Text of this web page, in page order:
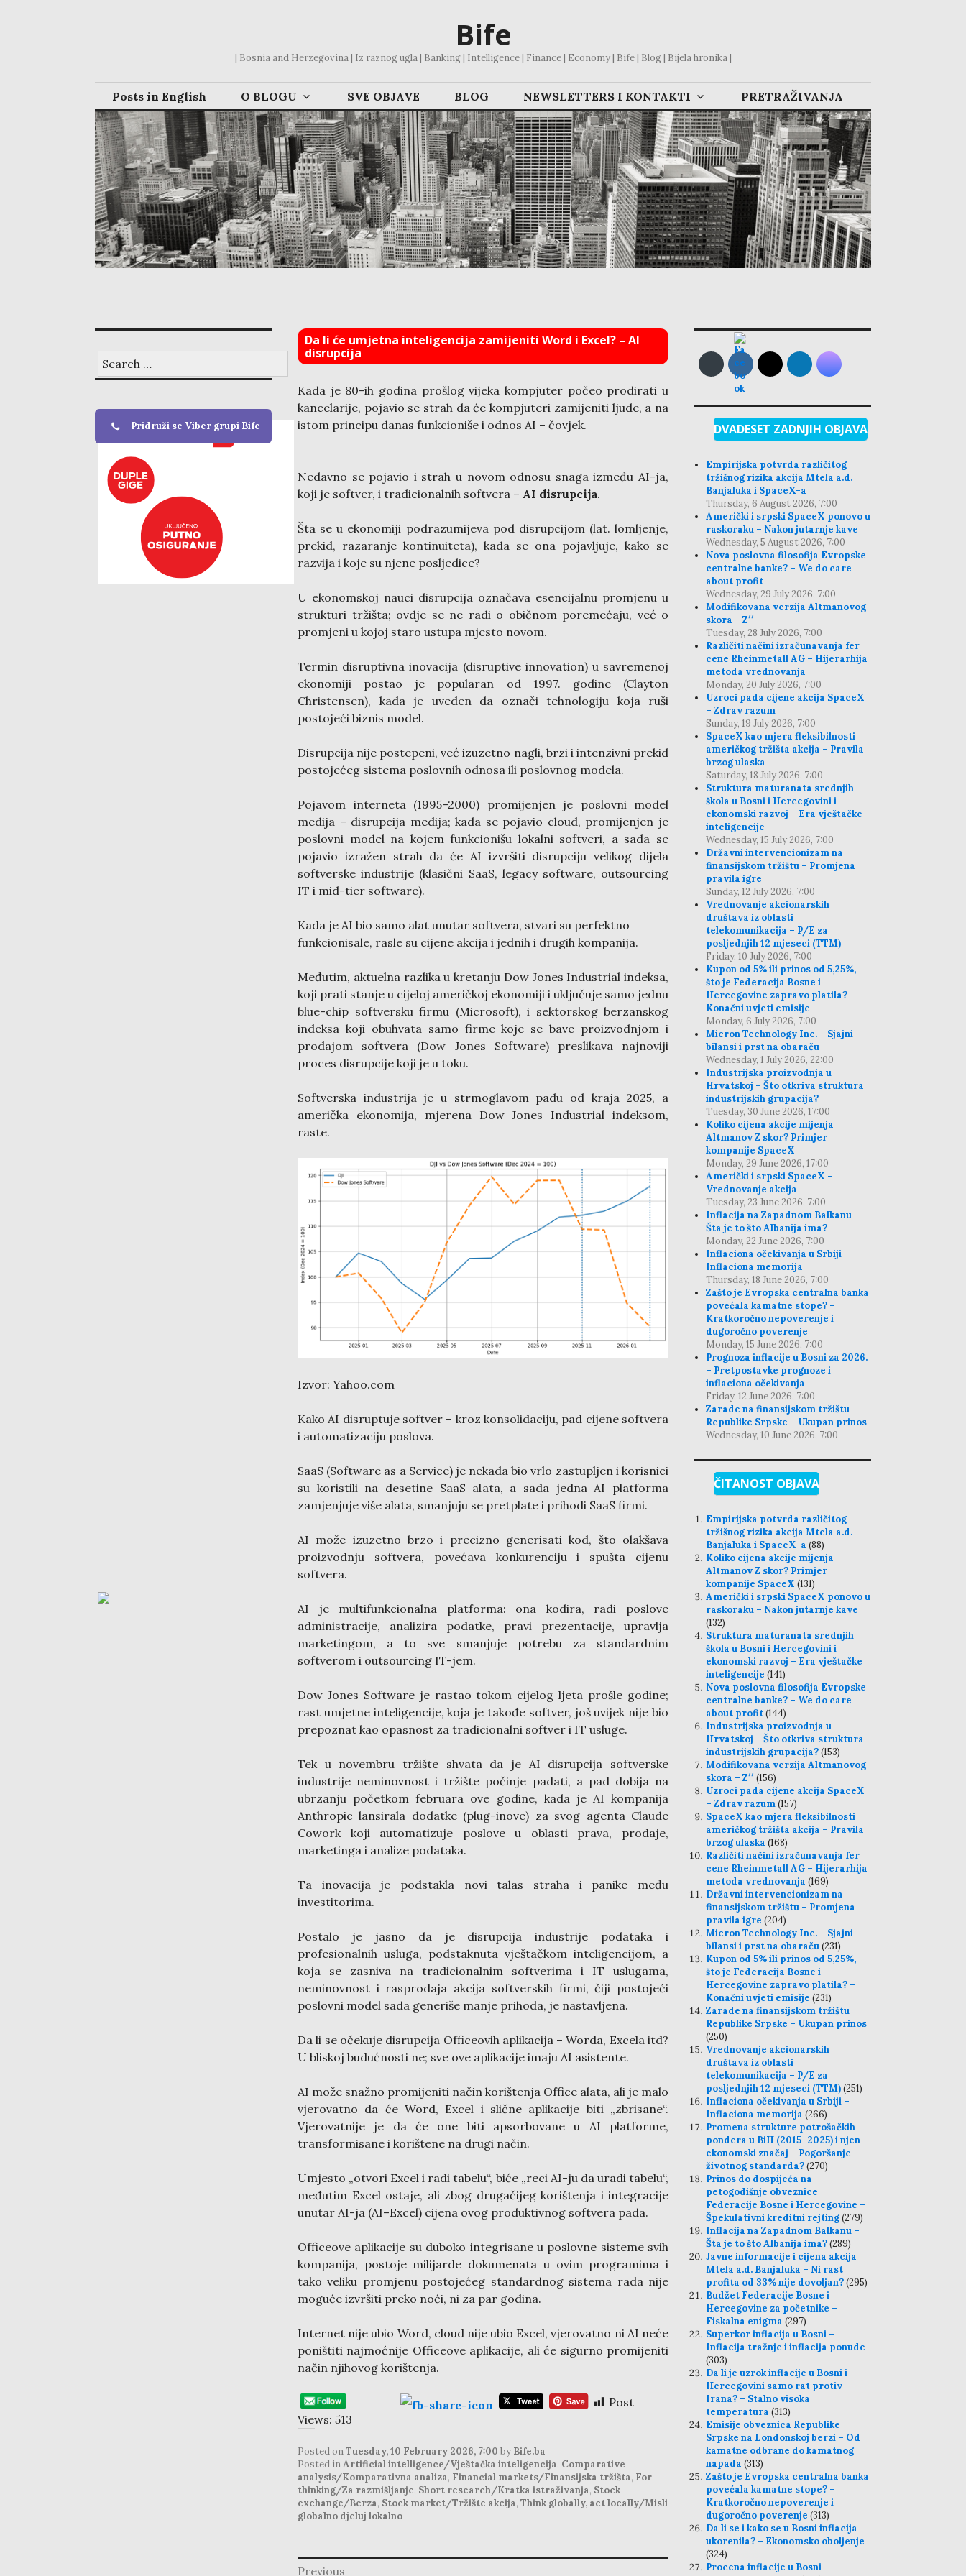
Bife
| Bosnia and Herzegovina | Iz raznog ugla | Banking | Intelligence | Finance | Economy | Bife | Blog | Bijela hronika |
Posts in English O BLOGU SVE OBJAVE BLOG NEWSLETTERS I KONTAKTI PRETRAŽIVANJA
Da li će umjetna inteligencija zamijeniti Word i Excel? – AI
disrupcija
Kada je 80-ih godina prošlog vijeka kompjuter počeo prodirati u
kancelarije, pojavio se strah da će kompjuteri zamijeniti ljude, a na
istom principu danas funkcioniše i odnos AI – čovjek.
Nedavno se pojavio i strah u novom odnosu snaga između AI-ja,
koji je softver, i tradicionalnih softvera – AI disrupcija.
Šta se u ekonomiji podrazumijeva pod disrupcijom (lat. lomljenje,
prekid, razaranje kontinuiteta), kada se ona pojavljuje, kako se
razvija i koje su njene posljedice?
U ekonomskoj nauci disrupcija označava esencijalnu promjenu u
strukturi tržišta; ovdje se ne radi o običnom poremećaju, već o
promjeni u kojoj staro ustupa mjesto novom.
Termin disruptivna inovacija (disruptive innovation) u savremenoj
ekonomiji postao je popularan od 1997. godine (Clayton
Christensen), kada je uveden da označi tehnologiju koja ruši
postojeći biznis model.
Disrupcija nije postepeni, već izuzetno nagli, brzi i intenzivni prekid
postojećeg sistema poslovnih odnosa ili poslovnog modela.
Pojavom interneta (1995–2000) promijenjen je poslovni model
medija – disrupcija medija; kada se pojavio cloud, promijenjen je
poslovni model na kojem funkcionišu lokalni softveri, a sada se
pojavio izražen strah da će AI izvršiti disrupciju velikog dijela
softverske industrije (klasični SaaS, legacy software, outsourcing
IT i mid-tier software).
Kada je AI bio samo alat unutar softvera, stvari su perfektno
funkcionisale, rasle su cijene akcija i jednih i drugih kompanija.
Međutim, aktuelna razlika u kretanju Dow Jones Industrial indeksa,
koji prati stanje u cijeloj američkoj ekonomiji i uključuje samo jednu
blue-chip softversku firmu (Microsoft), i sektorskog berzanskog
indeksa koji obuhvata samo firme koje se bave proizvodnjom i
prodajom softvera (Dow Jones Software) preslikava najnoviji
proces disrupcije koji je u toku.
Softverska industrija je u strmoglavom padu od kraja 2025, a
američka ekonomija, mjerena Dow Jones Industrial indeksom,
raste.
Izvor: Yahoo.com
Kako AI disruptuje softver – kroz konsolidaciju, pad cijene softvera
i automatizaciju poslova.
SaaS (Software as a Service) je nekada bio vrlo zastupljen i korisnici
su koristili na desetine SaaS alata, a sada jedna AI platforma
zamjenjuje više alata, smanjuju se pretplate i prihodi SaaS firmi.
AI može izuzetno brzo i precizno generisati kod, što olakšava
proizvodnju softvera, povećava konkurenciju i spušta cijenu
softvera.
AI je multifunkcionalna platforma: ona kodira, radi poslove
administracije, analizira podatke, pravi prezentacije, upravlja
marketingom, a to sve smanjuje potrebu za standardnim
softverom i outsourcing IT-jem.
Dow Jones Software je rastao tokom cijelog ljeta prošle godine;
rast umjetne inteligencije, koja je takođe softver, još uvijek nije bio
prepoznat kao opasnost za tradicionalni softver i IT usluge.
Tek u novembru tržište shvata da je AI disrupcija softverske
industrije neminovnost i tržište počinje padati, a pad dobija na
ubrzanju početkom februara ove godine, kada je AI kompanija
Anthropic lansirala dodatke (plug-inove) za svog agenta Claude
Cowork koji automatizuje poslove u oblasti prava, prodaje,
marketinga i analize podataka.
Ta inovacija je podstakla novi talas straha i panike među
investitorima.
Postalo je jasno da je disrupcija industrije podataka i
profesionalnih usluga, podstaknuta vještačkom inteligencijom, a
koja se zasniva na tradicionalnim softverima i IT uslugama,
neminovnost i rasprodaja akcija softverskih firmi, čiji postojeći
poslovni model sada generiše manje prihoda, je nastavljena.
Da li se očekuje disrupcija Officeovih aplikacija – Worda, Excela itd?
U bliskoj budućnosti ne; sve ove aplikacije imaju AI asistente.
AI može snažno promijeniti način korištenja Office alata, ali je malo
vjerovatno da će Word, Excel i slične aplikacije biti „zbrisane“.
Vjerovatnije je da će one biti apsorbovane u AI platforme,
transformisane i korištene na drugi način.
Umjesto „otvori Excel i radi tabelu“, biće „reci AI-ju da uradi tabelu“,
međutim Excel ostaje, ali zbog drugačijeg korištenja i integracije
unutar AI-ja (AI–Excel) cijena ovog produktivnog softvera pada.
Officeove aplikacije su duboko integrisane u poslovne sisteme svih
kompanija, postoje milijarde dokumenata u ovim programima i
tako veliku promjenu postojećeg standardnog sistema rada nije
moguće izvršiti preko noći, ni za par godina.
Internet nije ubio Word, cloud nije ubio Excel, vjerovatno ni AI neće
poništiti najmoćnije Officeove aplikacije, ali će sigurno promijeniti
način njihovog korištenja.
Post
Views: 513
Posted onTuesday, 10 February 2026, 7:00 by Bife.ba
Posted inArtificial intelligence/Vještačka inteligencija, Comparative
analysis/Komparativna analiza, Financial markets/Finansijska tržišta, For
thinking/Za razmišljanje, Short research/Kratka istraživanja, Stock
exchange/Berza, Stock market/Tržište akcija, Think globally, act locally/Misli
globalno djeluj lokalno
post
navigation
Previous
for:
Pridruži se Viber grupi Bife DVADESET ZADNJIH OBJAVA
Empirijska potvrda različitog
tržišnog rizika akcija Mtela a.d.
Banjaluka i SpaceX-a
Thursday, 6 August 2026, 7:00
Američki i srpski SpaceX ponovo u
raskoraku – Nakon jutarnje kave
Wednesday, 5 August 2026, 7:00
Nova poslovna filosofija Evropske
centralne banke? – We do care
about profit
Wednesday, 29 July 2026, 7:00
Modifikovana verzija Altmanovog
skora – Z′′
Tuesday, 28 July 2026, 7:00
Različiti načini izračunavanja fer
cene Rheinmetall AG – Hijerarhija
metoda vrednovanja
Monday, 20 July 2026, 7:00
Uzroci pada cijene akcija SpaceX
– Zdrav razum
Sunday, 19 July 2026, 7:00
SpaceX kao mjera fleksibilnosti
američkog tržišta akcija – Pravila
brzog ulaska
Saturday, 18 July 2026, 7:00
Struktura maturanata srednjih
škola u Bosni i Hercegovini i
ekonomski razvoj – Era vještačke
inteligencije
Wednesday, 15 July 2026, 7:00
Državni intervencionizam na
finansijskom tržištu – Promjena
pravila igre
Sunday, 12 July 2026, 7:00
Vrednovanje akcionarskih
društava iz oblasti
telekomunikacija – P/E za
posljednjih 12 mjeseci (TTM)
Friday, 10 July 2026, 7:00
Kupon od 5% ili prinos od 5,25%,
što je Federacija Bosne i
Hercegovine zapravo platila? –
Konačni uvjeti emisije
Monday, 6 July 2026, 7:00
Micron Technology Inc. – Sjajni
bilansi i prst na obaraču
Wednesday, 1 July 2026, 22:00
Industrijska proizvodnja u
Hrvatskoj – Što otkriva struktura
industrijskih grupacija?
Tuesday, 30 June 2026, 17:00
Koliko cijena akcije mijenja
Altmanov Z skor? Primjer
kompanije SpaceX
Monday, 29 June 2026, 17:00
Američki i srpski SpaceX –
Vrednovanje akcija
Tuesday, 23 June 2026, 7:00
Inflacija na Zapadnom Balkanu –
Šta je to što Albanija ima?
Monday, 22 June 2026, 7:00
Inflaciona očekivanja u Srbiji –
Inflaciona memorija
Thursday, 18 June 2026, 7:00
Zašto je Evropska centralna banka
povećala kamatne stope? –
Kratkoročno nepoverenje i
dugoročno poverenje
Monday, 15 June 2026, 7:00
Prognoza inflacije u Bosni za 2026.
– Pretpostavke prognoze i
inflaciona očekivanja
Friday, 12 June 2026, 7:00
Zarade na finansijskom tržištu
Republike Srpske – Ukupan prinos
Wednesday, 10 June 2026, 7:00
ČITANOST OBJAVA
Empirijska potvrda različitog
tržišnog rizika akcija Mtela a.d.
Banjaluka i SpaceX-a (88)
Koliko cijena akcije mijenja
Altmanov Z skor? Primjer
kompanije SpaceX (131)
Američki i srpski SpaceX ponovo u
raskoraku – Nakon jutarnje kave
(132)
Struktura maturanata srednjih
škola u Bosni i Hercegovini i
ekonomski razvoj – Era vještačke
inteligencije (141)
Nova poslovna filosofija Evropske
centralne banke? – We do care
about profit(144)
Industrijska proizvodnja u
Hrvatskoj – Što otkriva struktura
industrijskih grupacija?(153)
Modifikovana verzija Altmanovog
skora – Z′′ (156)
Uzroci pada cijene akcija SpaceX
– Zdrav razum(157)
SpaceX kao mjera fleksibilnosti
američkog tržišta akcija – Pravila
brzog ulaska (168)
Različiti načini izračunavanja fer
cene Rheinmetall AG – Hijerarhija
metoda vrednovanja (169)
Državni intervencionizam na
finansijskom tržištu – Promjena
pravila igre (204)
Micron Technology Inc. – Sjajni
bilansi i prst na obaraču(231)
Kupon od 5% ili prinos od 5,25%,
što je Federacija Bosne i
Hercegovine zapravo platila? –
Konačni uvjeti emisije (231)
Zarade na finansijskom tržištu
Republike Srpske – Ukupan prinos
(250)
Vrednovanje akcionarskih
društava iz oblasti
telekomunikacija – P/E za
posljednjih 12 mjeseci (TTM)(251)
Inflaciona očekivanja u Srbiji –
Inflaciona memorija (266)
Promena strukture potrošačkih
pondera u BiH (2015–2025) i njen
ekonomski značaj – Pogoršanje
životnog standarda?(270)
Prinos do dospijeća na
petogodišnje obveznice
Federacije Bosne i Hercegovine –
Špekulativni kreditni rejting(279)
Inflacija na Zapadnom Balkanu –
Šta je to što Albanija ima?(289)
Javne informacije i cijena akcija
Mtela a.d. Banjaluka – Ni rast
profita od 33% nije dovoljan?(295)
Budžet Federacije Bosne i
Hercegovine za početnike –
Fiskalna enigma (297)
Superkor inflacija u Bosni –
Inflacija tražnje i inflacija ponude
(303)
Da li je uzrok inflacije u Bosni i
Hercegovini samo rat protiv
Irana? – Stalno visoka
temperatura (313)
Emisije obveznica Republike
Srpske na Londonskoj berzi – Od
kamatne odbrane do kamatnog
napada (313)
Zašto je Evropska centralna banka
povećala kamatne stope? –
Kratkoročno nepoverenje i
dugoročno poverenje (313)
Da li se i kako se u Bosni inflacija
ukorenila? – Ekonomsko oboljenje
(324)
Procena inflacije u Bosni –